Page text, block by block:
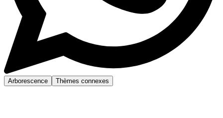
Arborescence Thèmes connexes